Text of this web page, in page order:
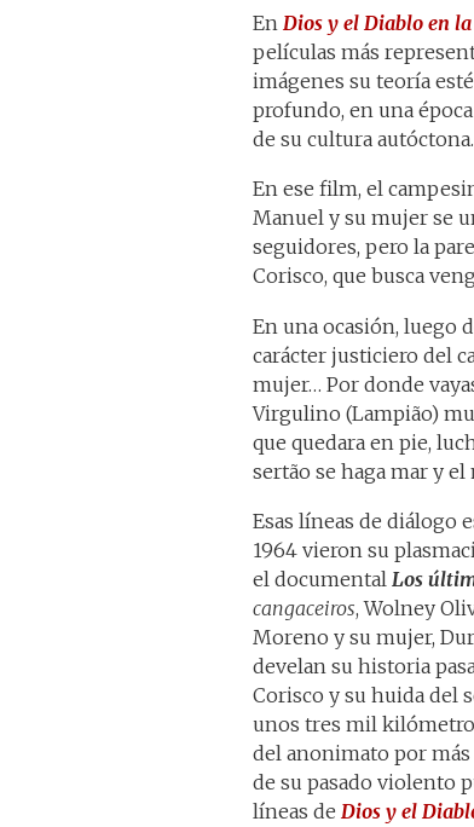
En Dios y el Diablo en
películas más
imágenes su teoría
profundo, en una
de su cultura autóctona.
En ese film, el
Manuel y su mujer se
seguidores, pero la
Corisco, que busca
En una ocasión, luego
carácter justiciero del
mujer… Por donde
Virgulino (Lampião)
que quedara en pie,
sertão se haga mar y el
Esas líneas de diálogo
1964 vieron su
el documental Los
cangaceiros, Wolney
Moreno y su mujer,
develan su historia
Corisco y su huida del
unos tres mil
del anonimato por
de su pasado violento
líneas de Dios y el